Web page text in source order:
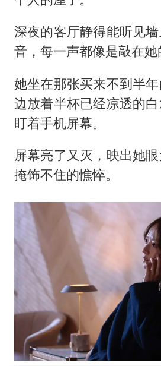
《龙餐馆
深夜的客厅静得能听见
音，每一声都像是敲在她
她坐在那张买来不到半
边放着半杯已经凉透的
盯着手机屏幕。
屏幕亮了又灭，映出她
掩饰不住的憔悴。